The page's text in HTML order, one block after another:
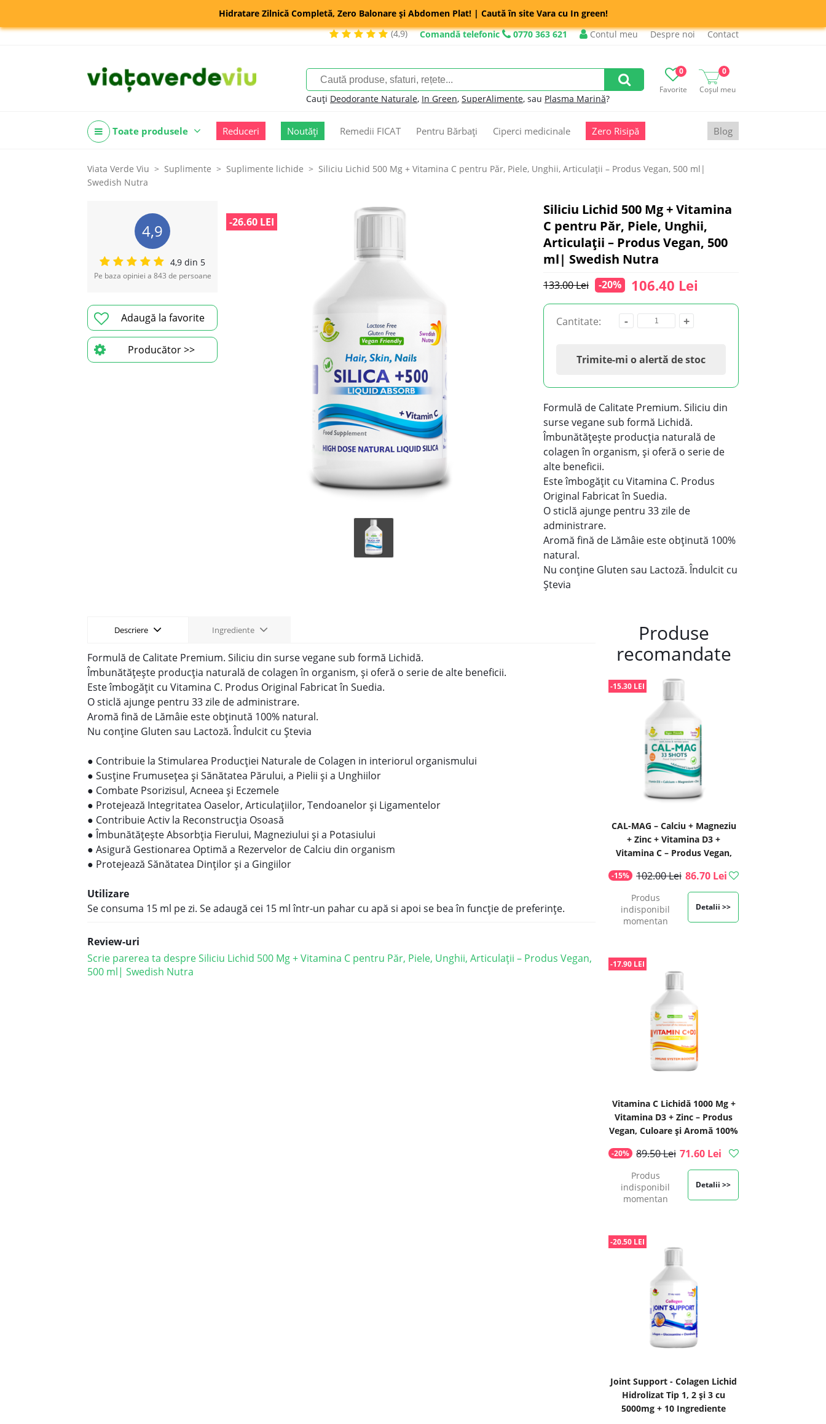
Hidratare Zilnică Completă, Zero Balonare și Abdomen Plat! | Caută în site Vara cu In green!
(4,9)
Comandă telefonic 0770 363 621 Contul meu Despre noi Contact
Favorite
0
Coșul meu
0
Cauți Deodorante Naturale, In Green, SuperAlimente, sau Plasma Marină?
Toate produsele Reduceri Noutăți Remedii FICAT Pentru Bărbați Ciperci medicinale Zero Risipă Blog
Viata Verde Viu Suplimente Suplimente lichide
Siliciu Lichid 500 Mg + Vitamina C pentru Păr, Piele, Unghii, Articulații – Produs Vegan, 500 ml|
Swedish Nutra
4,9
4,9 din 5
Pe baza opiniei a 843 de persoane
Adaugă la favorite
Producător >>
-26.60 LEI
Siliciu Lichid 500 Mg + Vitamina
C pentru Păr, Piele, Unghii,
Articulații – Produs Vegan, 500
ml| Swedish Nutra
133.00 Lei -20% 106.40 Lei
Cantitate: - +
Trimite-mi o alertă de stoc
Formulă de Calitate Premium. Siliciu din
surse vegane sub formă Lichidă.
Îmbunătățește producția naturală de
colagen în organism, și oferă o serie de
alte beneficii.
Este îmbogățit cu Vitamina C. Produs
Original Fabricat în Suedia.
O sticlă ajunge pentru 33 zile de
administrare.
Aromă fină de Lămâie este obținută 100%
natural.
Nu conține Gluten sau Lactoză. Îndulcit cu
Ștevia
Descriere
Formulă de Calitate Premium. Siliciu din surse vegane sub formă Lichidă.
Îmbunătățește producția naturală de colagen în organism, și oferă o serie de alte beneficii.
Este îmbogățit cu Vitamina C. Produs Original Fabricat în Suedia.
O sticlă ajunge pentru 33 zile de administrare.
Aromă fină de Lămâie este obținută 100% natural.
Nu conține Gluten sau Lactoză. Îndulcit cu Ștevia
● Contribuie la Stimularea Producției Naturale de Colagen in interiorul organismului
● Susține Frumusețea și Sănătatea Părului, a Pielii și a Unghiilor
● Combate Psorizisul, Acneea și Eczemele
● Protejează Integritatea Oaselor, Articulațiilor, Tendoanelor și Ligamentelor
● Contribuie Activ la Reconstrucția Osoasă
● Îmbunătățește Absorbția Fierului, Magneziului și a Potasiului
● Asigură Gestionarea Optimă a Rezervelor de Calciu din organism
● Protejează Sănătatea Dinților și a Gingiilor
Utilizare
Se consuma 15 ml pe zi. Se adaugă cei 15 ml într-un pahar cu apă si apoi se bea în funcție de preferințe.
Ingrediente
Review-uri
Scrie parerea ta despre Siliciu Lichid 500 Mg + Vitamina C pentru Păr, Piele, Unghii, Articulații – Produs Vegan,
500 ml| Swedish Nutra
Produse
recomandate
CAL-MAG – Calciu + Magneziu
+ Zinc + Vitamina D3 +
Vitamina C – Produs Vegan,
-15% 102.00 Lei
-15.30 LEI
86.70 Lei
Produs
indisponibil
momentan
Detalii >>
Vitamina C Lichidă 1000 Mg +
Vitamina D3 + Zinc – Produs
Vegan, Culoare și Aromă 100%
Nutra
-20% 89.50 Lei
-17.90 LEI
71.60 Lei
Produs
indisponibil
momentan
Detalii >>
Joint Support - Colagen Lichid
Hidrolizat Tip 1, 2 și 3 cu
5000mg + 10 Ingrediente
-20.50 LEI